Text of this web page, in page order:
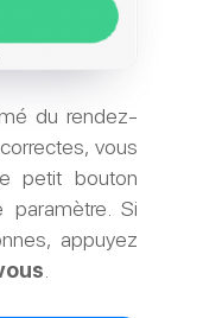
du rendez-
vous
petit bouton
Si
appuyez
.